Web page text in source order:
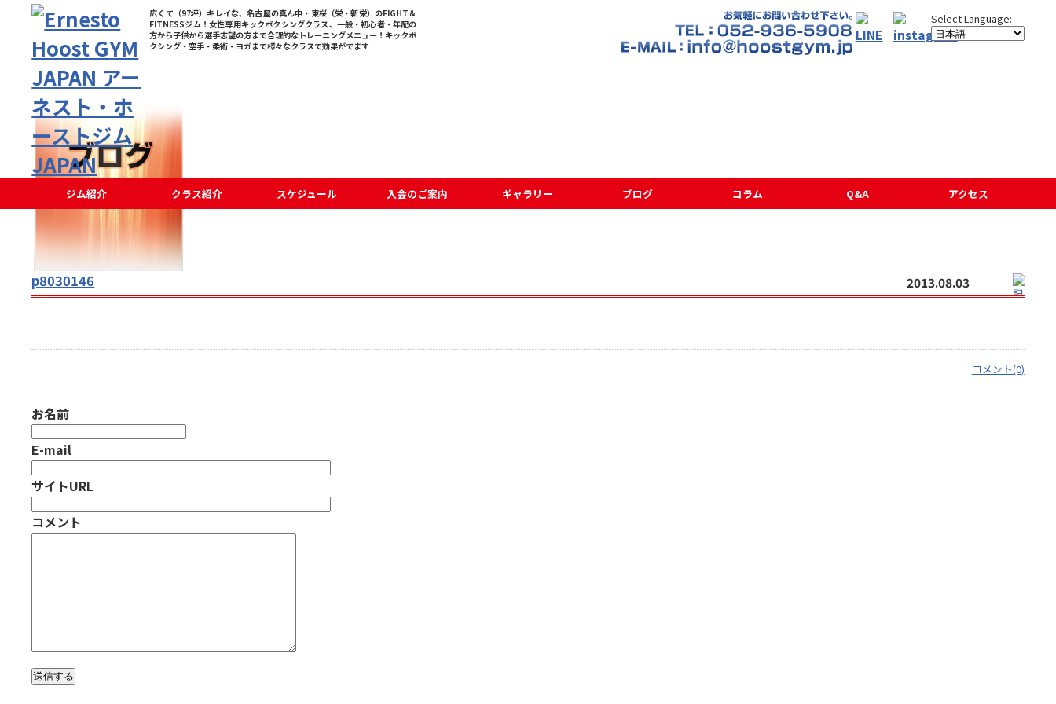
広くて（97坪）キレイな、名古屋の真ん中・東桜（栄・新栄）のFIGHT＆
FITNESSジム！女性専用キックボクシングクラス、一般・初心者・年配の
方から子供から選手志望の方まで合理的なトレーニングメニュー！キックボ
クシング・空手・柔術・ヨガまで様々なクラスで効果がでます
ジム紹介 クラス紹介 スケジュール 入会のご案内 ギャラリー ブログ コラム Q&A アクセス
p8030146 2013.08.03
コメント(0)
お名前
E-mail
サイトURL
コメント